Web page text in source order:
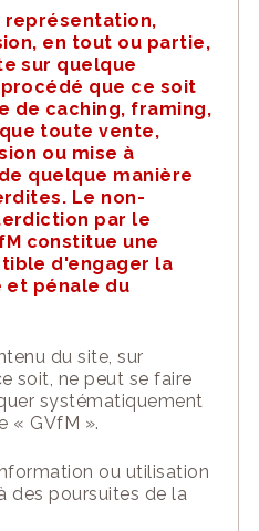
représentation,
en tout ou partie,
sur quelque
que ce soit
de caching, framing,
toute vente,
ou mise à
quelque manière
. Le non-
par le
constitue une
d'engager la
et pénale du
dusite, sur
soit, ne peut se faire
systématiquement
« GVfM ».
ou utilisation
des poursuites de la